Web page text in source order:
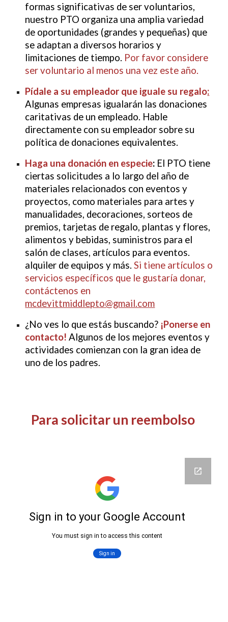
formas significativas de ser voluntarios,
nuestro PTO organiza una amplia variedad
de oportunidades (grandes y pequeñas) que
se adaptan a diversos horarios y
limitaciones de tiempo. Por favor considere
ser voluntario al menos una vez este año.​
Pídale a su empleador que iguale su regalo:
Algunas empresas igualarán las donaciones
caritativas de un empleado. Hable
directamente con su empleador sobre su
política de donaciones equivalentes.
Haga una donación en especie: El PTO tiene
ciertas solicitudes a lo largo del año de
materiales relacionados con eventos y
proyectos, como materiales para artes y
manualidades, decoraciones, sorteos de
premios, tarjetas de regalo, plantas y flores,
alimentos y bebidas, suministros para el
salón de clases, artículos para eventos.
alquiler de equipos y más.Si tiene artículos o
servicios específicos que le gustaría donar,
contáctenos en
mcdevittmiddlepto@gmail.com
¿No ves lo que estás buscando? ¡Ponerse en
contacto! Algunos de los mejores eventos y
actividades comienzan con la gran idea de
uno de los padres.
Para solicitar un reembolso